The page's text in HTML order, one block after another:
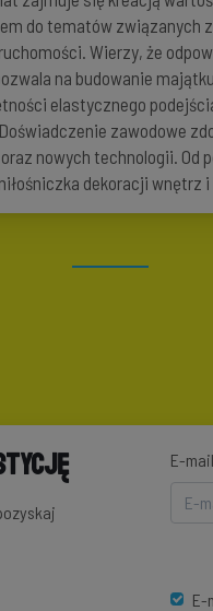
do tematów
Wierzy, że
na budowanie
elastycznego
zawodowe
nowych technologii. Od
dekoracji wnętrz i
E-mail
E-